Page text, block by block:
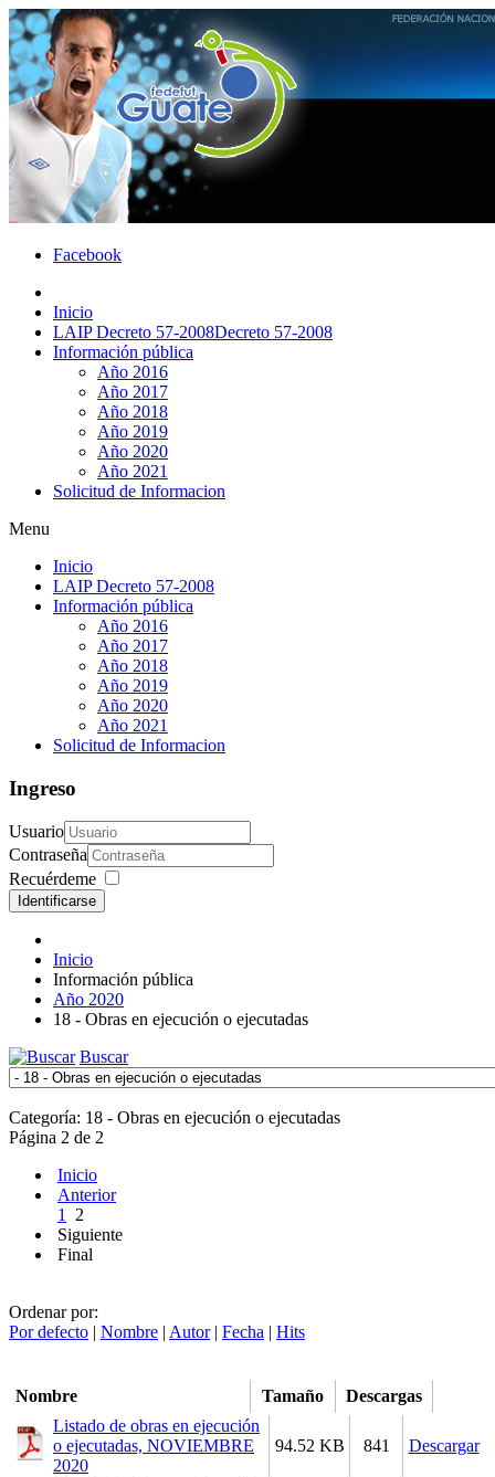
Facebook
Inicio
LAIP Decreto 57-2008Decreto 57-2008
Información pública
Año 2016
Año 2017
Año 2018
Año 2019
Año 2020
Año 2021
Solicitud de Informacion
Menu
Inicio
LAIP Decreto 57-2008
Información pública
Año 2016
Año 2017
Año 2018
Año 2019
Año 2020
Año 2021
Solicitud de Informacion
Ingreso
Usuario
Contraseña
Recuérdeme
Identificarse
Inicio
Información pública
Año 2020
18 - Obras en ejecución o ejecutadas
Buscar
Categoría: 18 - Obras en ejecución o ejecutadas
Página 2 de 2
Inicio
Anterior
1 2
Siguiente
Final
Ordenar por:
Por defecto | Nombre | Autor| Fecha | Hits
Nombre Tamaño
Descargas
Listado de obras en ejecución
o ejecutadas, NOVIEMBRE
2020
94.52 KB 841 Descargar